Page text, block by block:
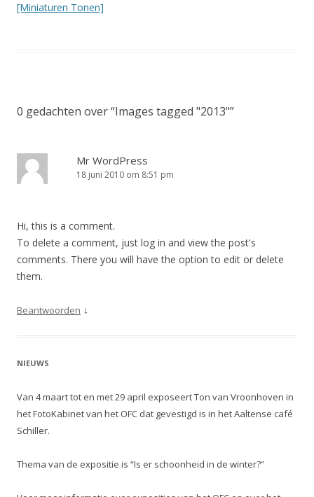
[Miniaturen Tonen]
0 gedachten over “Images tagged "2013"”
Mr WordPress
18 juni 2010 om 8:51 pm
Hi, this is a comment.
To delete a comment, just log in and view the post's
comments. There you will have the option to edit or delete
them.
Beantwoorden ↓
NIEUWS
Van 4 maart tot en met 29 april exposeert Ton van Vroonhoven in
het FotoKabinet van het OFC dat gevestigd is in het Aaltense café
Schiller.
Thema van de expositie is “Is er schoonheid in de winter?”